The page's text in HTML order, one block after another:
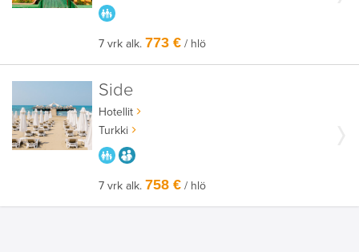
7 vrk alk.773 € / hlö
Side
Hotellit
Turkki
PARASTA PERHEELLE
7 vrk alk.758 € / hlö